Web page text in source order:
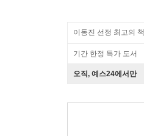
이동진 선정 최고의 책
기간 한정 특가 도서
오직, 예스24에서만